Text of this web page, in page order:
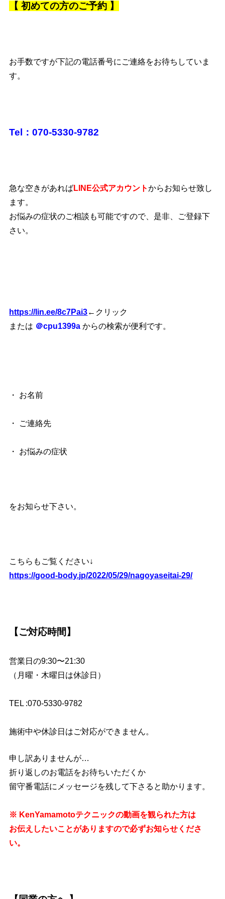
【初めての方のご予約 】
お手数ですが下記の電話番号にご連絡をお待ちしていま
す。
Tel：070-5330-9782
急な空きがあればLINE公式アカウントからお知らせ致し
ます。
お悩みの症状のご相談も可能ですので、是非、ご登録下
さい。
https://lin.ee/8c7Pai3←クリック
または ＠cpu1399aからの検索が便利です。
・ お名前
・ ご連絡先
・ お悩みの症状
をお知らせ下さい。
こちらもご覧ください↓
https://good-body.jp/2022/05/29/nagoyaseitai-29/
【ご対応時間】
営業日の9:30〜21:30
（月曜・木曜日は休診日）
TEL :070-5330-9782
施術中や休診日はご対応ができません。
申し訳ありませんが…
折り返しのお電話をお待ちいただくか
留守番電話にメッセージを残して下さると助かります。
※ KenYamamotoテクニックの動画を観られた方は
お伝えしたいことがありますので必ずお知らせくださ
い。